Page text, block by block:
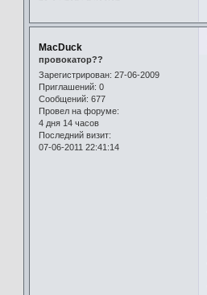
MacDuck
провокатор??
Зарегистрирован: 27-06-2009
Приглашений: 0
Сообщений: 677
Провел на форуме:
4 дня 14 часов
Последний визит:
07-06-2011 22:41:14